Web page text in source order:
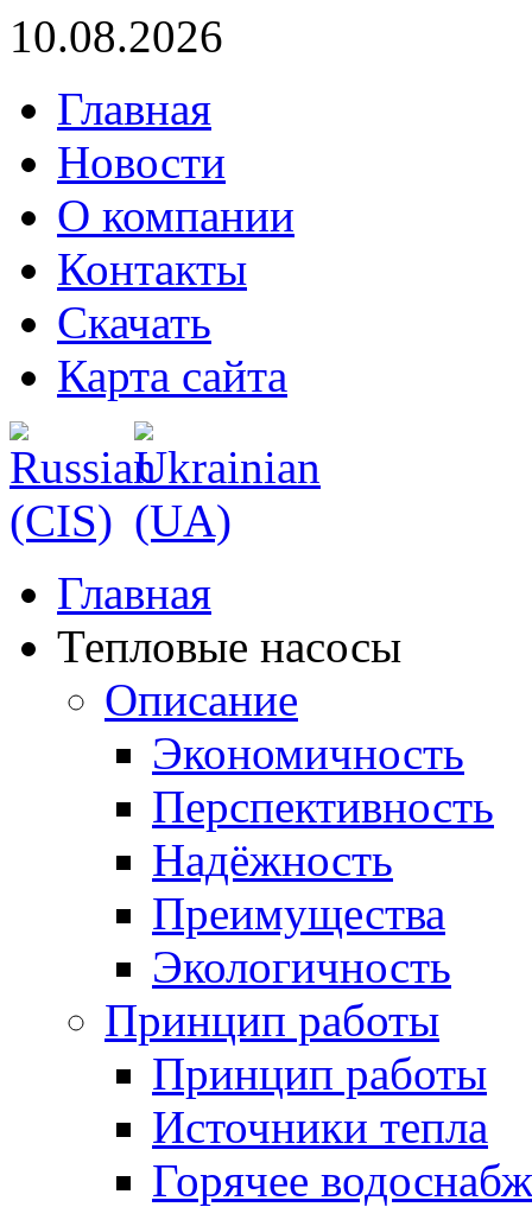
10.08.2026
Главная
Новости
О компании
Контакты
Скачать
Карта сайта
Главная
Тепловые насосы
Описание
Экономичность
Перспективность
Надёжность
Преимущества
Экологичность
Принцип работы
Принцип работы
Источники тепла
Горячее